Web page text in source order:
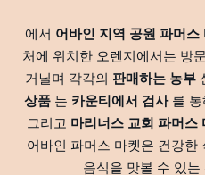
에서 어바인 지역 공원 파머스
처에 위치한 오렌지에서는 방
거닐며 각각의 판매하는 농부
상품는 카운티에서 검사를 통
그리고 마리너스 교회 파머스
어바인 파머스 마켓은 건강한
음식을 맛볼 수 있